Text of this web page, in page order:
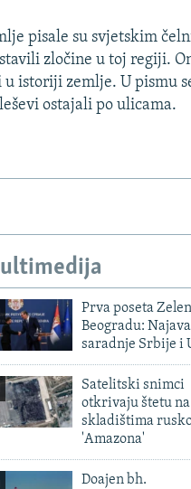
pisale su svjetskim
zločine u toj regiji.
istoriji zemlje. U pismu
ostajali po ulicama.
Prva poseta
Beogradu:
saradnje Srbije i
Satelitski snimci
otkrivaju štetu na
skladištima
'Amazona'
Doajen bh.